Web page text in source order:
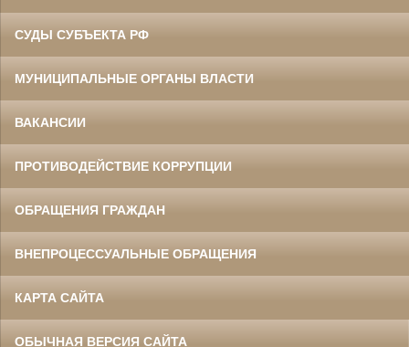
СУДЫ СУБЪЕКТА РФ
МУНИЦИПАЛЬНЫЕ ОРГАНЫ ВЛАСТИ
ВАКАНСИИ
ПРОТИВОДЕЙСТВИЕ КОРРУПЦИИ
ОБРАЩЕНИЯ ГРАЖДАН
ВНЕПРОЦЕССУАЛЬНЫЕ ОБРАЩЕНИЯ
КАРТА САЙТА
ОБЫЧНАЯ ВЕРСИЯ САЙТА